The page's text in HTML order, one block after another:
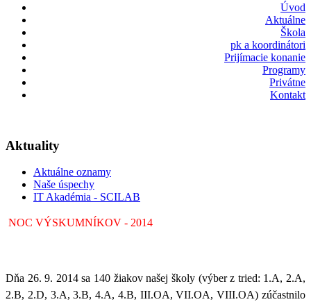
Úvod
Aktuálne
Škola
pk a koordinátori
Prijímacie konanie
Programy
Privátne
Kontakt
Aktuality
Aktuálne oznamy
Naše úspechy
IT Akadémia - SCILAB
NOC VÝSKUMNÍKOV - 2014
Dňa 26. 9. 2014 sa 140 žiakov našej školy (výber z tried: 1.A, 2.A,
2.B, 2.D, 3.A, 3.B, 4.A, 4.B, III.OA, VII.OA, VIII.OA) zúčastnilo